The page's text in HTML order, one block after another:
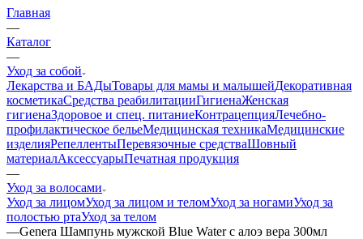
Главная
—
Каталог
—
Уход за собой
Лекарства и БАДыТовары для мамы и малышейДекоративная
косметикаСредства реабилитацииГигиенаЖенская
гигиенаЗдоровое и спец. питаниеКонтрацепцияЛечебно-
профилактическое бельеМедицинская техникаМедицинские
изделияРепеллентыПеревязочные средстваШовный
материалАксессуарыПечатная продукция
—
Уход за волосами
Уход за лицомУход за лицом и теломУход за ногамиУход за
полостью ртаУход за телом
—Genera Шампунь мужской Blue Water с алоэ вера 300мл